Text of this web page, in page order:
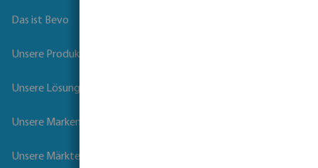
Das ist Bevo
Unsere Produkte
Unsere Lösungen
Unsere Marken
Unsere Märkte